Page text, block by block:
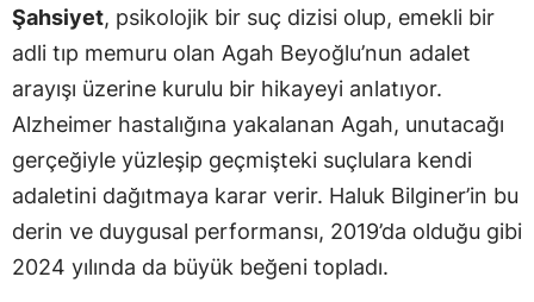
Şahsiyet, psikolojik bir suç dizisi olup, emekli bir
adli tıp memuru olan Agah Beyoğlu’nun adalet
arayışı üzerine kurulu bir hikayeyi anlatıyor.
Alzheimer hastalığına yakalanan Agah, unutacağı
gerçeğiyle yüzleşip geçmişteki suçlulara kendi
adaletini dağıtmaya karar verir. Haluk Bilginer’in bu
derin ve duygusal performansı, 2019’da olduğu gibi
2024 yılında da büyük beğeni topladı.